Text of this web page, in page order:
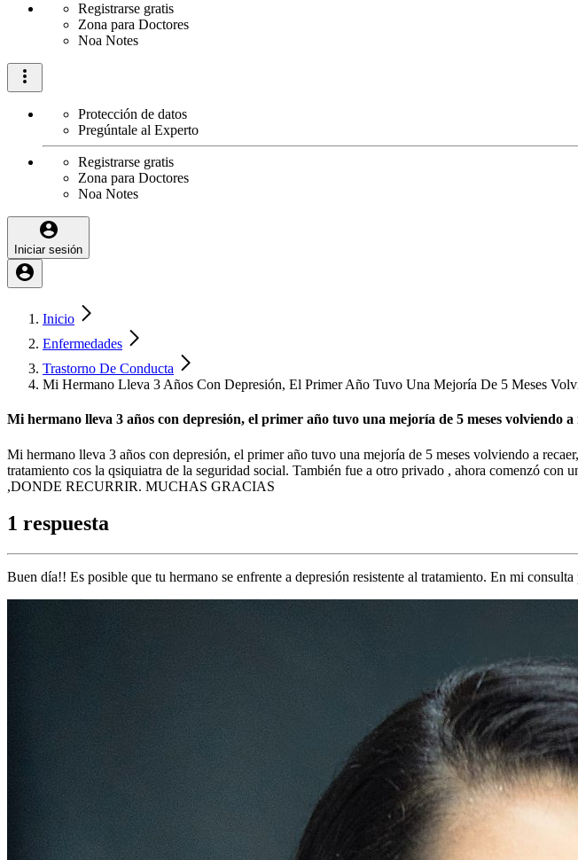
Registrarse gratis
Zona para Doctores
Noa Notes
Protección de datos
Pregúntale al Experto
Registrarse gratis
Zona para Doctores
Noa Notes
Iniciar sesión
Inicio
Enfermedades
Trastorno De Conducta
Mi Hermano Lleva 3 Años Con Depresión, El Primer Año Tuvo Una Mejoría De 5 Meses
Mi hermano lleva 3 años con depresión, el primer año tuvo una mejoría de 5 meses volviendo a
Mi hermano lleva 3 años con depresión, el primer año tuvo una mejoría de 5 meses volviendo a
tratamiento cos la qsiquiatra de la seguridad social. También fue a otro privado , ahora comenzó
,DONDE RECURRIR. MUCHAS GRACIAS
1 respuesta
Buen día!! Es posible que tu hermano se enfrente a depresión resistente al tratamiento. En mi